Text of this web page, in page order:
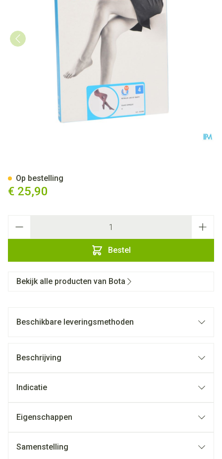
€ 25,90
Bestel
Op bestelling
Bekijk alle producten van Bota
Beschikbare leveringsmethoden
Beschrijving
Indicatie
Eigenschappen
Samenstelling